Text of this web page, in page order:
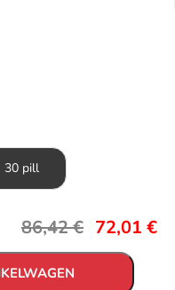
30 pill
86,42€ 72,01 €